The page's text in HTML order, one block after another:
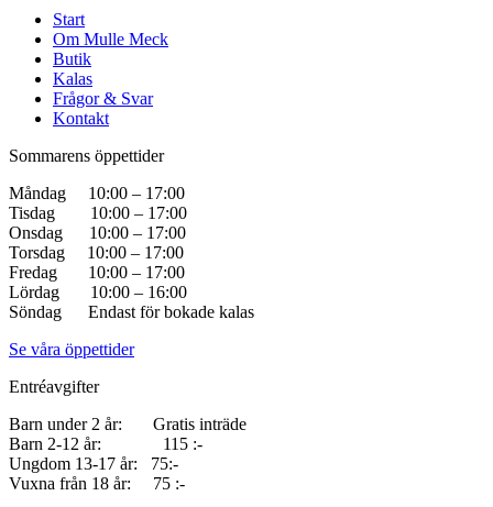
Start
Om Mulle Meck
Butik
Kalas
Frågor & Svar
Kontakt
Sommarens öppettider
Måndag 10:00 – 17:00
Tisdag 10:00 – 17:00
Onsdag 10:00 – 17:00
Torsdag 10:00 – 17:00
Fredag 10:00 – 17:00
Lördag 10:00 – 16:00
Söndag Endast för bokade kalas
Se våra öppettider
Entréavgifter
Barn under 2 år: Gratis inträde
Barn 2-12 år: 115 :-
Ungdom 13-17 år: 75:-
Vuxna från 18 år: 75 :-